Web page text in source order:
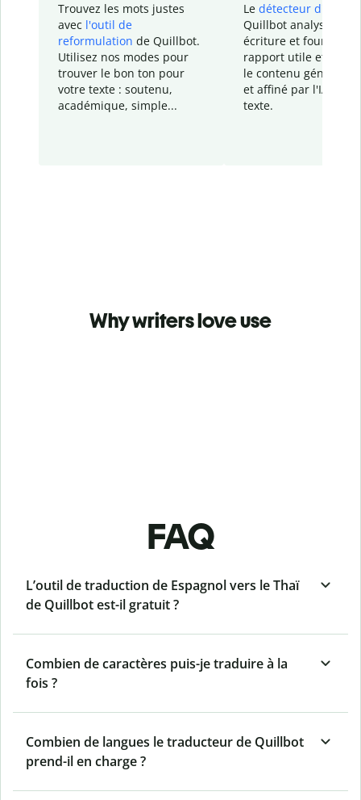
Trouvez les mots justes
avec l'outil de
reformulation de Quillbot.
Utilisez nos modes pour
trouver le bon ton pour
votre texte : soutenu,
académique, simple...
Le détecteur d'IA
Quillbot analyse votre
écriture et fournit un
rapport utile et
le contenu généré
et affiné par l'IA
texte.
Why writers love use
FAQ
L’outil de traduction de Espagnol vers le Thaï
de Quillbot est-il gratuit ?
Combien de caractères puis-je traduire à la
fois ?
Combien de langues le traducteur de Quillbot
prend-il en charge ?